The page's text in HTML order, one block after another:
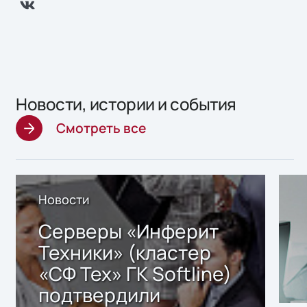
Новости, истории и события
Смотреть все
Новости
Серверы «Инферит
Техники» (кластер
«СФ Тех» ГК Softline)
подтвердили